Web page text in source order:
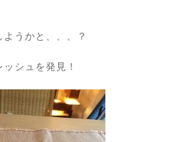
うかと、、、？
シュを発見！